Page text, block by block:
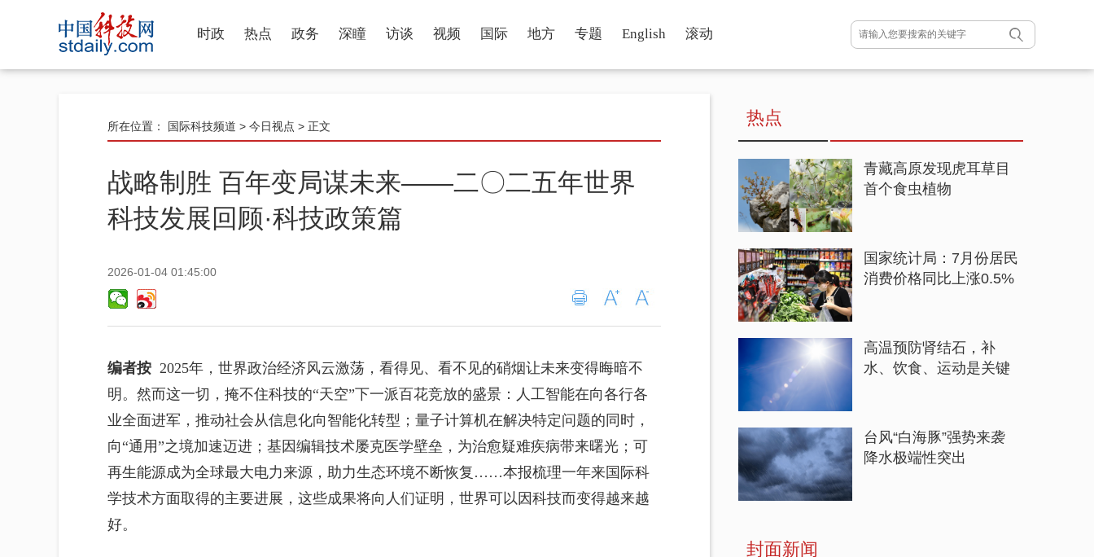
时政 热点 政务 深瞳 访谈 视频 国际 地方 专题 English 滚动
所在位置： 国际科技频道 > 今日视点 > 正文
战略制胜 百年变局谋未来——二〇二五年世界
科技发展回顾·科技政策篇
2026-01-04 01:45:00
编者按 2025年，世界政治经济风云激荡，看得见、看不见的硝烟让未来变得晦暗不
明。然而这一切，掩不住科技的“天空”下一派百花竞放的盛景：人工智能在向各行各
业全面进军，推动社会从信息化向智能化转型；量子计算机在解决特定问题的同时，
向“通用”之境加速迈进；基因编辑技术屡克医学壁垒，为治愈疑难疾病带来曙光；可
再生能源成为全球最大电力来源，助力生态环境不断恢复……本报梳理一年来国际科
学技术方面取得的主要进展，这些成果将向人们证明，世界可以因科技而变得越来越
好。
热点
青藏高原发现虎耳草目
首个食虫植物
国家统计局：7月份居民
消费价格同比上涨0.5%
高温预防肾结石，补
水、饮食、运动是关键
台风“白海豚”强势来袭
降水极端性突出
封面新闻